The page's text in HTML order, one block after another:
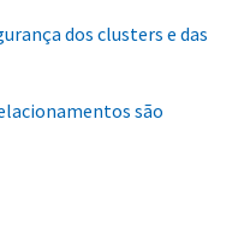
dos clusters e das
são